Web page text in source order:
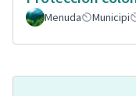
Menuda
Municipi